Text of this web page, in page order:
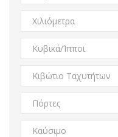
Χιλιόμετρα
Κυβικά/Ίπποι
Κιβώτιο Ταχυτήτων
Πόρτες
Καύσιμο